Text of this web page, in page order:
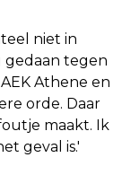
niet in
gedaan tegen
Athene en
orde. Daar
maakt. Ik
geval is.'